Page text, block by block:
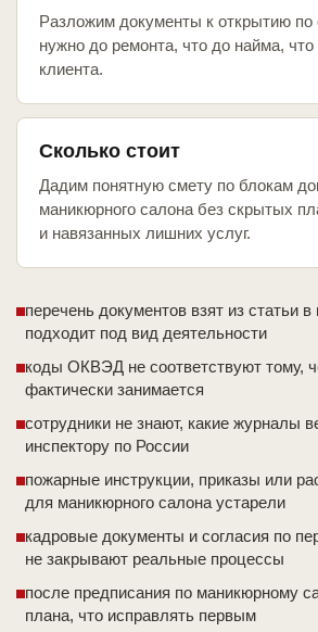
Разложим документы к открытию по
нужно до ремонта, что до найма, что
клиента.
Сколько стоит
Дадим понятную смету по блокам
маникюрного салона без скрытых
и навязанных лишних услуг.
перечень документов взят из статьи в
подходит под вид деятельности
коды ОКВЭД не соответствуют тому,
фактически занимается
сотрудники не знают, какие журналы
инспектору по России
пожарные инструкции, приказы или
для маникюрного салона устарели
кадровые документы и согласия по
не закрывают реальные процессы
после предписания по маникюрному
плана, что исправлять первым